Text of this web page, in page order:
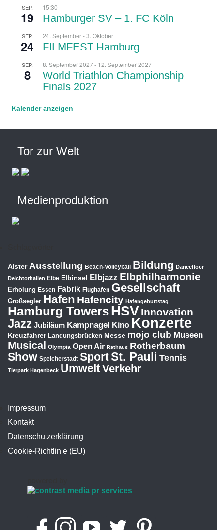
Tor zur Welt
Medienproduktion
SEP.
19
15:30
Hamburger SV – 1. FC Köln
SEP.
24
24. September-3. Oktober
FILMFEST Hamburg
SEP.
8
8. September 2027- 12. September 2027
World Triathlon Championship
Finals 2027
Kalender anzeigen
Impressum
Kontakt
Datenschutzerklärung
Cookie-Richtlinie (EU)
Alster Ausstellung Beach-Volleyball Bildung Dancefloor
Deichtorhallen Elbe Elbinsel Elbjazz Elbphilharmonie
Erholung Essen Fabrik Flughafen Gesellschaft
Großsegler Hafen Hafencity Hafengeburtstag
Hamburg TowersHSV Innovation
Jazz Jubiläum Kampnagel Kino Konzerte
Kreuzfahrer Landungsbrücken Messe mojo club Museen
Musical Olympia Open Air Rathaus Rotherbaum
Show Speicherstadt SportSt. Pauli Tennis
Tierpark Hagenbeck UmweltVerkehr